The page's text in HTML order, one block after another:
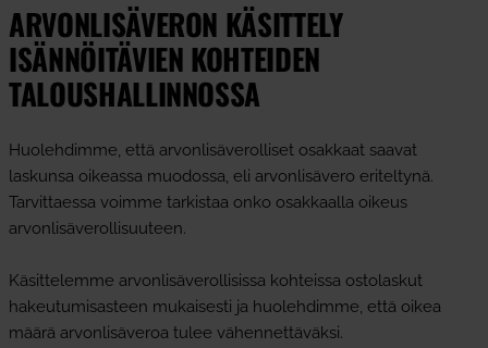
ARVONLISÄVERON KÄSITTELY
ISÄNNÖITÄVIEN KOHTEIDEN
TALOUSHALLINNOSSA
Huolehdimme, että arvonlisäverolliset osakkaat saavat
laskunsa oikeassa muodossa, eli arvonlisävero eriteltynä.
Tarvittaessa voimme tarkistaa onko osakkaalla oikeus
arvonlisäverollisuuteen.
Käsittelemme arvonlisäverollisissa kohteissa ostolaskut
hakeutumisasteen mukaisesti ja huolehdimme, että oikea
määrä arvonlisäveroa tulee vähennettäväksi.